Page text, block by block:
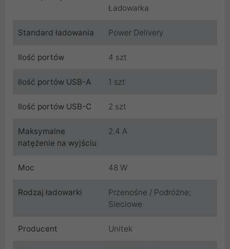
Ładowarka
Standard ładowania Power Delivery
Ilość portów 4 szt
Ilość portów USB-A 1 szt
Ilość portów USB-C 2 szt
Maksymalne
natężenie na wyjściu
2.4 A
Moc 48 W
Rodzaj ładowarki
Przenośne / Podróżne;
Sieciowe
Producent Unitek